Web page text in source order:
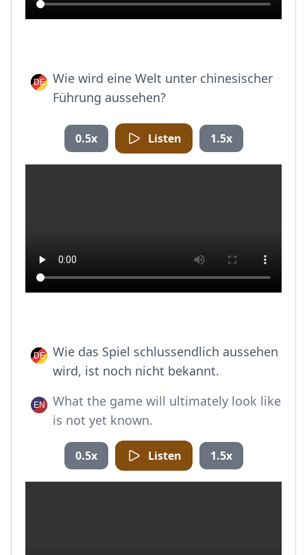
Wie wird eine Welt unter chinesischer
Führung aussehen?
0.5x Listen 1.5x
Wie das Spiel schlussendlich aussehen
wird, ist noch nicht bekannt.
What the game will ultimately look like
is not yet known.
0.5x Listen 1.5x